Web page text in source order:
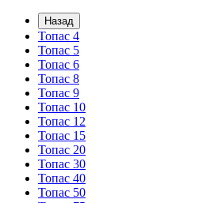
Назад
Топас 4
Топас 5
Топас 6
Топас 8
Топас 9
Топас 10
Топас 12
Топас 15
Топас 20
Топас 30
Топас 40
Топас 50